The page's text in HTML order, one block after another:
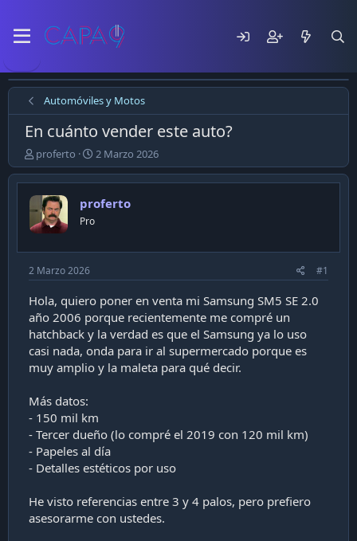
Automóviles y Motos
En cuánto vender este auto?
E
m
p
e
z
ó
l
t
e
m
a
proferto
F
e
c
a
p
b
l
c
a
c
2 Marzo 2026
proferto
Pro
2 Marzo 2026 #1
Hola, quiero poner en venta mi Samsung SM5 SE 2.0
año 2006 porque recientemente me compré un
hatchback y la verdad es que el Samsung ya lo uso
casi nada, onda para ir al supermercado porque es
muy amplio y la maleta para qué decir.
Más datos:
- 150 mil km
- Tercer dueño (lo compré el 2019 con 120 mil km)
- Papeles al día
- Detalles estéticos por uso
He visto referencias entre 3 y 4 palos, pero prefiero
asesorarme con ustedes.